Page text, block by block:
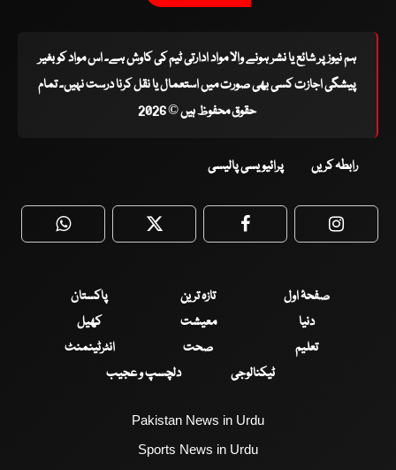
ہم نیوز پر شائع یا نشر ہونے والا مواد ادارتی ٹیم کی کاوش ہے۔ اس مواد کو بغیر
پیشگی اجازت کسی بھی صورت میں استعمال یا نقل کرنا درست نہیں۔ تمام
حقوق محفوظ ہیں © 2026
رابطہ کریں پرائیویسی پالیسی
WhatsApp Twitter Facebook
صفحۂ اول تازہ ترین
پاکستان
دنیا
معیشت
کھیل
تعلیم
صحت
انٹرٹینمنٹ
ٹیکنالوجی
دلچسپ و عجیب
Pakistan News in Urdu
Sports News in Urdu